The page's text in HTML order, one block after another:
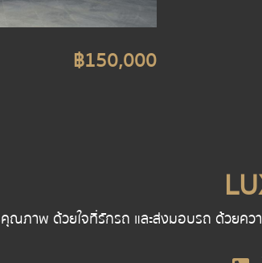
฿150,000
ณภาพ ด้วยใจที่รักรถ และส่งมอบรถ ด้วยค